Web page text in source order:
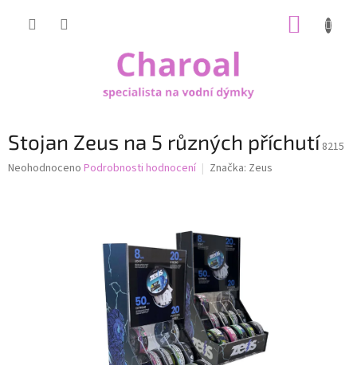
Stojan Zeus na 5 různých příchutí 8215
Průměrné
Neohodnoceno Podrobnosti hodnocení Značka: Zeus